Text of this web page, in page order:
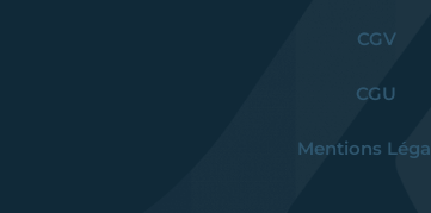
CGV
CGU
Mentions